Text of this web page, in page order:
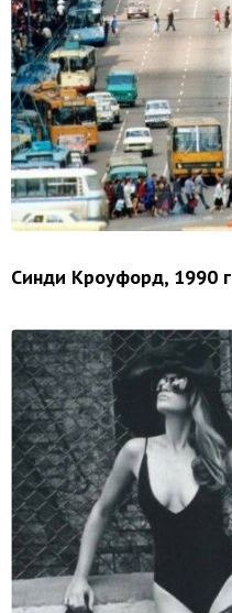
Синди Кроуфорд, 1990 г